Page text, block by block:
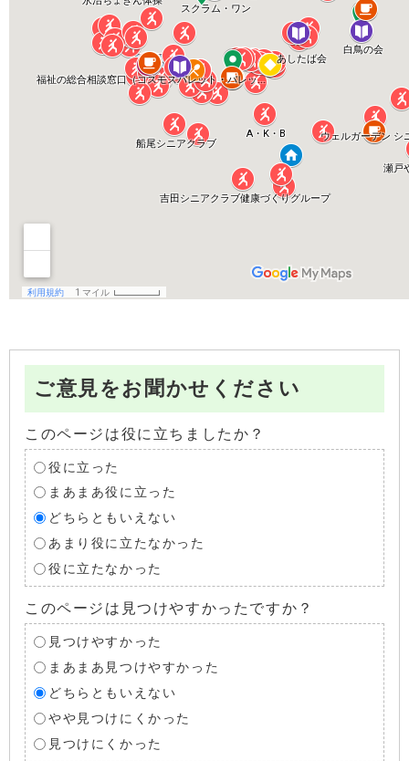
ご意見をお聞かせください
このページは役に立ちましたか？
役に立った
まあまあ役に立った
どちらともいえない
あまり役に立たなかった
役に立たなかった
このページは見つけやすかったですか？
見つけやすかった
まあまあ見つけやすかった
どちらともいえない
やや見つけにくかった
見つけにくかった